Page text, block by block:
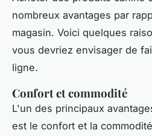
nombreux avantages par
magasin. Voici quelques
vous devriez envisager de
ligne.
Confort et commodité
L'un des principaux
est le confort et la